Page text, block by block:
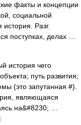
факты и концепции
социальной
Разг.
поступках, делах …
история чего
путь развития;
(это запутанная #).
являющаяся
на&#8230; …